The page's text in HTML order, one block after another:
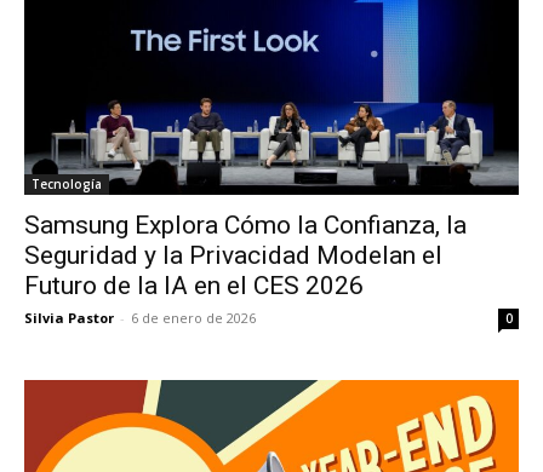
Tecnología
Samsung Explora Cómo la Confianza, la
Seguridad y la Privacidad Modelan el
Futuro de la IA en el CES 2026
Silvia Pastor - 6 de enero de 2026 0